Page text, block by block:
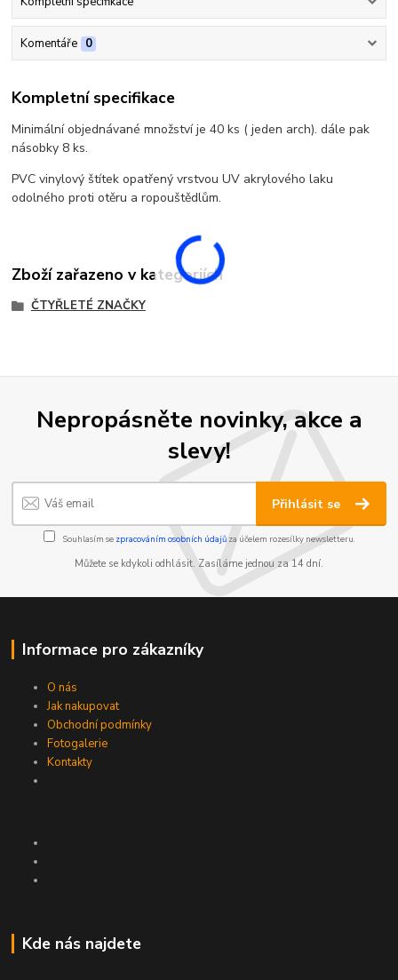
Komentáře 0
Kompletní specifikace
Minimální objednávané množství je 40 ks ( jeden arch). dále pak
násobky 8 ks.
PVC vinylový štítek opatřený vrstvou UV akrylového laku
odolného proti otěru a ropouštědlům.
Zboží zařazeno v kategoriích
ČTYŘLETÉ ZNAČKY
Nepropásněte novinky, akce a
slevy!
Přihlásit se
Souhlasím se zpracováním osobních údajůza účelem rozesílky newsletteru.
Můžete se kdykoli odhlásit. Zasíláme jednou za 14 dní.
Informace pro zákazníky
O nás
Jak nakupovat
Obchodní podmínky
Fotogalerie
Kontakty
Kde nás najdete